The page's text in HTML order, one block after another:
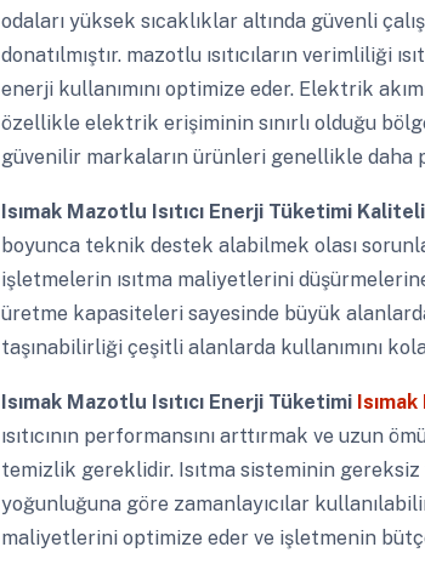
odaları yüksek sıcaklıklar altında güvenli
donatılmıştır. mazotlu ısıtıcıların verimliliği
enerji kullanımını optimize eder. Elektrik
özellikle elektrik erişiminin sınırlı olduğu
güvenilir markaların ürünleri genellikle daha
Isımak Mazotlu Isıtıcı Enerji Tüketimi Kaliteli
boyunca teknik destek alabilmek olası
işletmelerin ısıtma maliyetlerini düşürmelerine
üretme kapasiteleri sayesinde büyük
taşınabilirliği çeşitli alanlarda kullanımını
Isımak Mazotlu Isıtıcı Enerji Tüketimi
ısıtıcının performansını arttırmak ve uzun
temizlik gereklidir. Isıtma sisteminin gereksiz
yoğunluğuna göre zamanlayıcılar
maliyetlerini optimize eder ve işletmenin